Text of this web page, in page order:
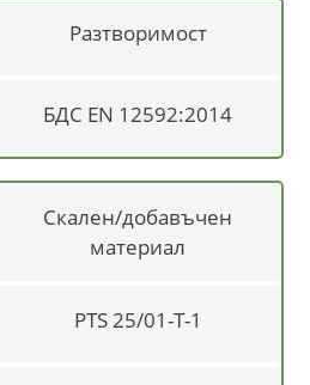
Разтворимост
БДС EN 12592:2014
Скален/добавъчен
материал
PTS 25/01-T-1